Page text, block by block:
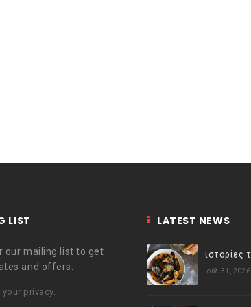
LIST
our mailing list to get
and offers.
privacy.
LATEST NEWS
Ιούλ 31, 2026